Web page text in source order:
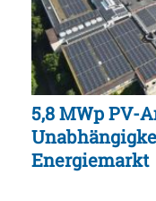
5,8 MWp PV-
Energiemarkt